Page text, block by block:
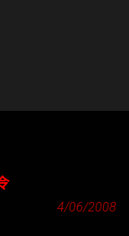
4/06/2008